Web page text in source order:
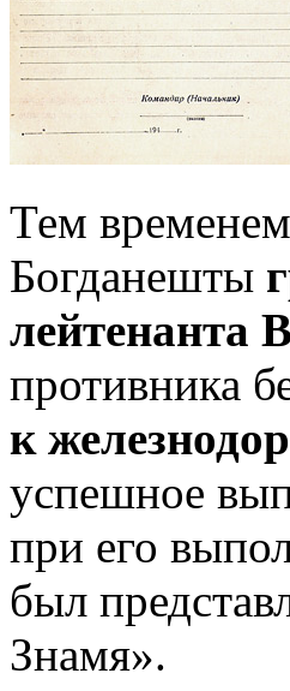
Тем
Богданешты
лейтенанта
противника
к
успешное
при его
был
Знамя».